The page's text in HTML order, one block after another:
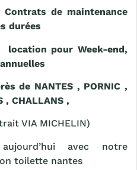
Contrats de maintenance
durées
location pour Week-end,
de NANTES , PORNIC ,
, CHALLANS ,
VIA MICHELIN)
avec notre
toilette nantes